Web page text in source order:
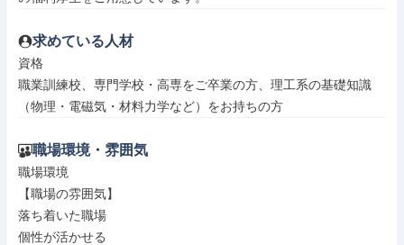
求めている人材
資格
職業訓練校、専門学校・高専をご卒業の方、理工系の基礎知識
（物理・電磁気・材料力学など）をお持ちの方
職場環境・雰囲気
職場環境
【職場の雰囲気】
落ち着いた職場
個性が活かせる